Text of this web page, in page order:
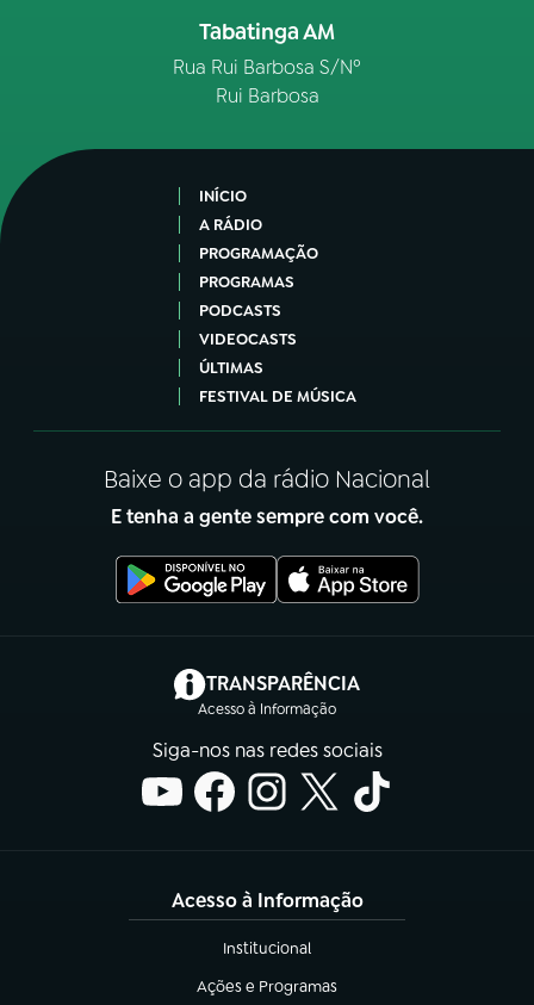
Tabatinga AM
Rua Rui Barbosa S/Nº
Rui Barbosa
INÍCIO
A RÁDIO
PROGRAMAÇÃO
PROGRAMAS
PODCASTS
VIDEOCASTS
ÚLTIMAS
FESTIVAL DE MÚSICA
Baixe o app da rádio Nacional
E tenha a gente sempre com você.
TRANSPARÊNCIA
Acesso à Informação
(abre em nova aba)
Siga-nos nas redes sociais
Acesso à Informação
Institucional
(abre em nova aba)
Ações e Programas
(abre em nova aba)